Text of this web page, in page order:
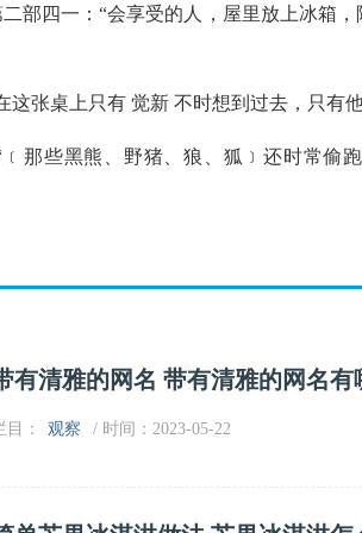
部四一：“会享受的人，屋里放上冰箱
这张桌上只有 觉新 不时想到过去，只有
那些黑熊、野猪、狼、狐﹞还时常偷
有清雅的网名 带有清雅的网名有
目： 观察 / 时间：2023-05-22